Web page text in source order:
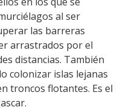
al ser
las barreras
arrastrados por el
distancias. También
colonizar islas lejanas
troncos flotantes. Es el